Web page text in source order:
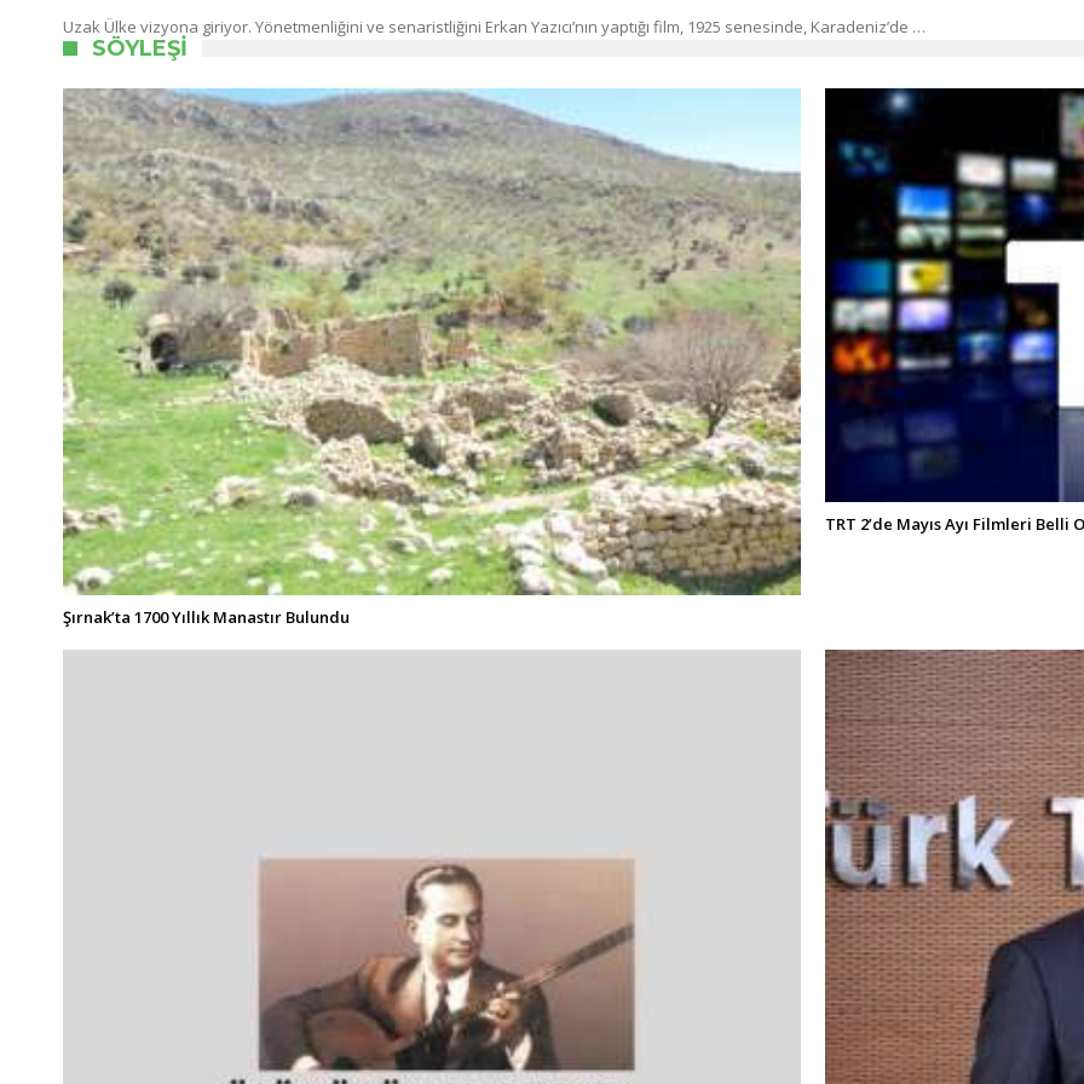
Uzak Ülke vizyona giriyor. Yönetmenliğini ve senaristliğini Erkan Yazıcı’nın yaptığı film, 1925 senesinde, Karadeniz’de …
SÖYLEŞI
Şırnak’ta 1700 Yıllık Manastır Bulundu
TRT 2’de Mayıs Ayı Filmleri Belli